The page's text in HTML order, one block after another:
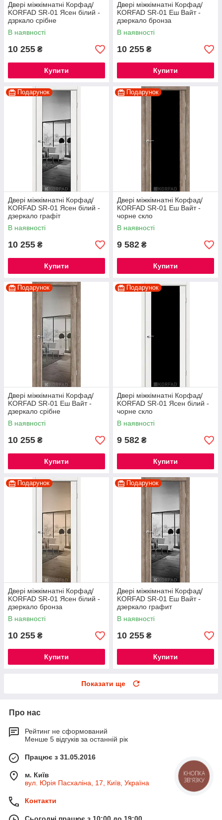
Двері міжкімнатні Корфад/
KORFAD SR-01 Ясен білий -
дзркало срібне
В наявності
10 255 ₴
Купити
Двері міжкімнатні Корфад/
KORFAD SR-01 Еш Вайт -
дзеркало бронза
В наявності
10 255 ₴
Купити
Подарунок
Двері міжкімнатні Корфад/
KORFAD SR-01 Ясен білий -
дзеркало графіт
В наявності
10 255 ₴
Купити
Подарунок
Двері міжкімнатні Корфад/
KORFAD SR-01 Еш Вайт -
чорне скло
В наявності
9 582 ₴
Купити
Подарунок
Двері міжкімнатні Корфад/
KORFAD SR-01 Еш Вайт -
дзеркало срібне
В наявності
10 255 ₴
Купити
Подарунок
Двері міжкімнатні Корфад/
KORFAD SR-01 Ясен білий -
чорне скло
В наявності
9 582 ₴
Купити
Подарунок
Двері міжкімнатні Корфад/
KORFAD SR-01 Ясен білий -
дзеркало бронза
В наявності
10 255 ₴
Купити
Подарунок
Двері міжкімнатні Корфад/
KORFAD SR-01 Еш Вайт -
дзеркало графит
В наявності
10 255 ₴
Купити
Показати ще
Про нас
Рейтинг не сформований
Менше 5 відгуків за останній рік
Працює з 31.05.2016
м. Київ
вул. Юрія Пасхаліна, 17, Київ, Україна
Контакти
КНОПКА
ЗВ'ЯЗКУ